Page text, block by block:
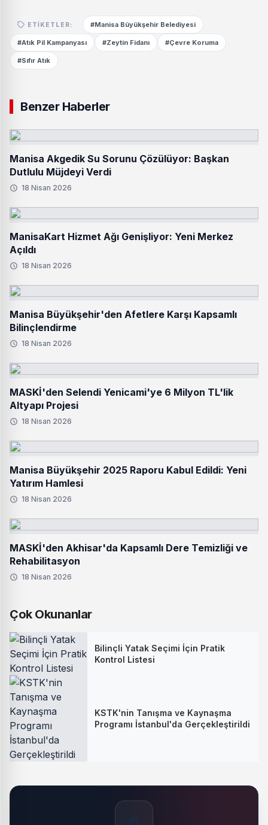
ETIKETLER: #Manisa Büyükşehir Belediyesi
#Atık Pil Kampanyası #Zeytin Fidanı #Çevre Koruma
#Sıfır Atık
Benzer Haberler
Manisa Akgedik Su Sorunu Çözülüyor: Başkan
Dutlulu Müjdeyi Verdi
18 Nisan 2026
ManisaKart Hizmet Ağı Genişliyor: Yeni Merkez
Açıldı
18 Nisan 2026
Manisa Büyükşehir'den Afetlere Karşı Kapsamlı
Bilinçlendirme
18 Nisan 2026
MASKİ'den Selendi Yenicami'ye 6 Milyon TL'lik
Altyapı Projesi
18 Nisan 2026
Manisa Büyükşehir 2025 Raporu Kabul Edildi: Yeni
Yatırım Hamlesi
18 Nisan 2026
MASKİ'den Akhisar'da Kapsamlı Dere Temizliği ve
Rehabilitasyon
18 Nisan 2026
Çok Okunanlar
Bilinçli Yatak Seçimi İçin Pratik
Kontrol Listesi
KSTK'nin Tanışma ve Kaynaşma
Programı İstanbul'da Gerçekleştirildi